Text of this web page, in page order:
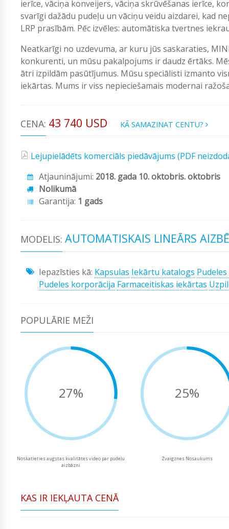
ierīce, vāciņa konveijers, vāciņa skrūvēšanas ierīce,
svarīgi dažādu pudeļu un vāciņu veidu aizdarei, kad
LRP prasībām. Pēc izvēles: automātiska tvertnes
Neatkarīgi no uzdevuma, ar kuru jūs saskaraties,
konkurenti, un mūsu pakalpojums ir daudz ērtāks.
ātri izpildām pasūtījumus. Mūsu speciālisti izmanto
iekārtas. Mums ir viss nepieciešamais modernai
CENA: 43 740 USD KĀ SAMAZINAT CENTU?
Lejupielādēts komerciāls piedāvājums (PDF
Atjauninājumi: 2018. gada 10. oktobris. oktobris
Nolikumā
Garantija: 1 gads
MODELIS: AUTOMATISKAIS LINEĀRS
Iepazīsties kā: Kapsulas Iekārtu katalogs
Pudeles korporācija Farmaceitiskas iekārtas
POPULĀRIE MEŽI
27%
Noskatieties augstas kvalitātes video par pudeļu
aizbāzni
25%
Zvaigznes Nosaukums
KAS IR IEKĻAUTA CENĀ